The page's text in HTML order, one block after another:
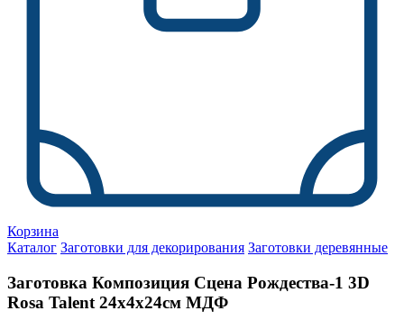
Корзина
Каталог Заготовки для декорирования Заготовки деревянные
Заготовка Композиция Сцена Рождества-1 3D
Rosa Talent 24х4х24см МДФ